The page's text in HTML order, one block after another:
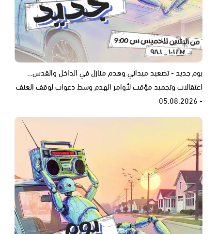
يوم جديد - تصعيد ميداني وهدم منازل في الداخل والقدس…
اعتقالات وتجميد مؤقت لأوامر الهدم وسط دعوات لوقف العنف
- 05.08.2026